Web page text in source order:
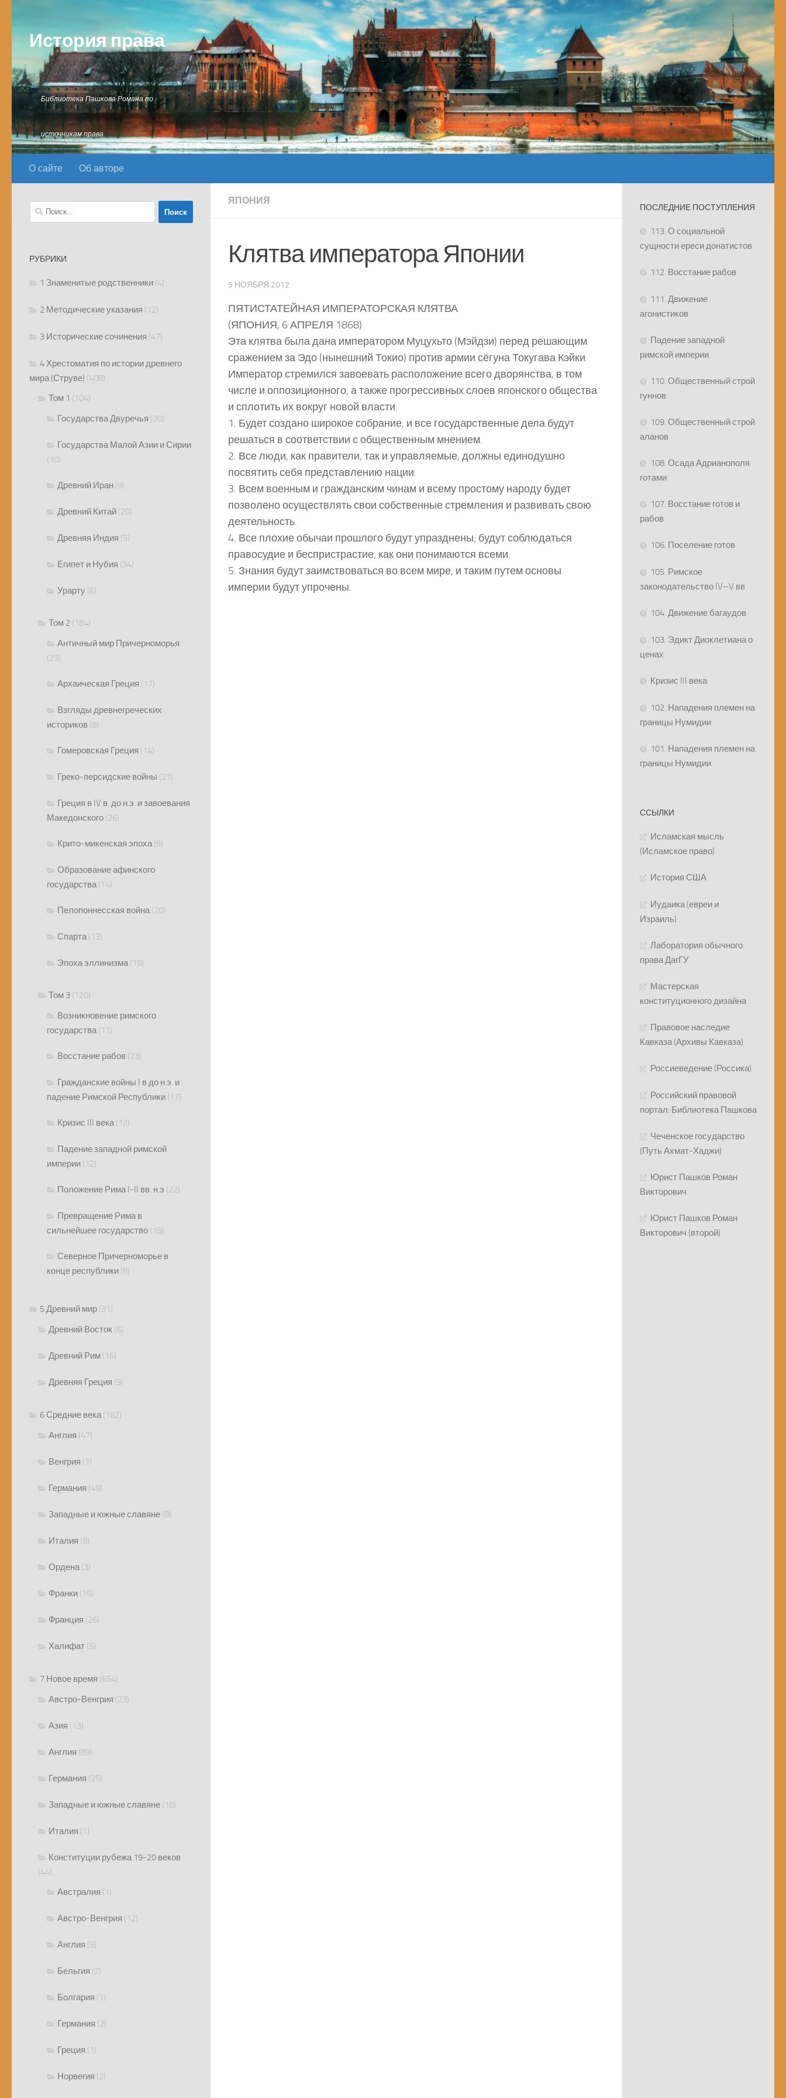
Перейти к содержимому
История права
Библиотека Пашкова Романа по
источникам права
О сайте Об авторе
ЯПОНИЯ
Клятва императора Японии
5 НОЯБРЯ 2012
ПЯТИСТАТЕЙНАЯ ИМПЕРАТОРСКАЯ КЛЯТВА
(ЯПОНИЯ, 6 АПРЕЛЯ 1868)
Эта клятва была дана императором Муцухьто (Мэйдзи) перед решающим
сражением за Эдо (нынешний Токио) против армии сёгуна Токугава Кэйки.
Император стремился завоевать расположение всего дворянства, в том
числе и оппозиционного, а также прогрессивных слоев японского общества
и сплотить их вокруг новой власти.
1. Будет создано широкое собрание, и все государственные дела будут
решаться в соответствии с общественным мнением.
2. Все люди, как правители, так и управляемые, должны единодушно
посвятить себя представлению нации.
3. Всем военным и гражданским чинам и всему простому народу будет
позволено осуществлять свои собственные стремления и развивать свою
деятельность.
4. Все плохие обычаи прошлого будут упразднены; будут соблюдаться
правосудие и беспристрастие, как они понимаются всеми.
5. Знания будут заимствоваться во всем мире, и таким путем основы
империи будут упрочены.
Найти:
РУБРИКИ
1 Знаменитые родственники (4)
2 Методические указания (12)
3 Исторические сочинения (47)
4 Хрестоматия по истории древнего
мира (Струве) (408)
Том 1 (104)
Государства Двуречья (20)
Государства Малой Азии и Сирии
(10)
Древний Иран (9)
Древний Китай (20)
Древняя Индия (5)
Египет и Нубия (34)
Урарту (6)
Том 2 (184)
Античный мир Причерноморья
(23)
Архаическая Греция (17)
Взгляды древнегреческих
историков (8)
Гомеровская Греция (14)
Греко-персидские войны (21)
Греция в IV в. до н.э. и завоевания
Македонского (26)
Крито-микенская эпоха(9)
Образование афинского
государства(14)
Пелопоннесская война(20)
Спарта(13)
Эпоха эллинизма(19)
Том 3 (120)
Возникновение римского
государства(11)
Восстание рабов (23)
Гражданские войны I в до н э. и
падение Римской Республики (17)
Кризис III века(12)
Падение западной римской
империи (12)
Положение Рима I-II вв. н.э (22)
Превращение Рима в
сильнейшее государство (15)
Северное Причерноморье в
конце республики (8)
5 Древний мир (31)
Древний Восток (6)
Древний Рим (16)
Древняя Греция (9)
6 Средние века(162)
Англия (47)
Венгрия (1)
Германия (49)
Западные и южные славяне (8)
Италия (8)
Ордена(3)
Франки (15)
Франция (26)
Халифат (5)
7 Новое время (654)
Австро-Венгрия (23)
Азия (13)
Англия (89)
Германия (25)
Западные и южные славяне (18)
Италия (1)
Конституции рубежа 19-20 веков
(44)
Австралия (1)
Австро-Венгрия (12)
Англия (6)
Бельгия (2)
Болгария (1)
Германия (2)
Греция (1)
Норвегия (2)
ПОСЛЕДНИЕ ПОСТУПЛЕНИЯ
113. О социальной
сущности ереси донатистов
112. Восстание рабов
111. Движение
агонистиков
Падение западной
римской империи
110. Общественный строй
гуннов
109. Общественный строй
аланов
108. Осада Адрианополя
готами
107. Восстание готов и
рабов
106. Поселение готов
105. Римское
законодательство IV–V вв
104. Движение багаудов
103. Эдикт Диоклетиана о
ценах
Кризис III века
102. Нападения племен на
границы Нумидии
101. Нападения племен на
границы Нумидии
ССЫЛКИ
Исламская мысль
(Исламское право)
История США
Иудаика (евреи и
Израиль)
Лаборатория обычного
права ДагГУ
Мастерская
конституционного дизайна
Правовое наследие
Кавказа (Архивы Кавказа)
Россиеведение (Россика)
Российский правовой
портал: Библиотека Пашкова
Чеченское государство
(Путь Ахмат-Хаджи)
Юрист Пашков Роман
Викторович
Юрист Пашков Роман
Викторович (второй)